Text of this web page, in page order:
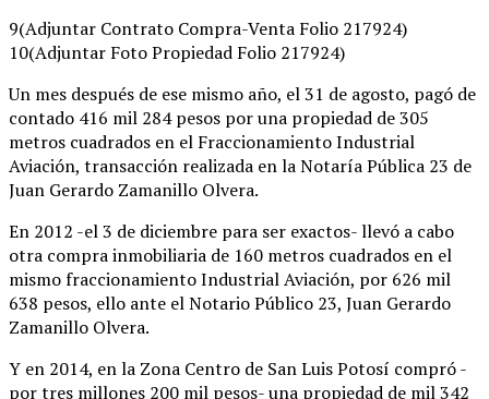
9(Adjuntar Contrato Compra-Venta Folio 217924)
10(Adjuntar Foto Propiedad Folio 217924)
Un mes después de ese mismo año, el 31 de agosto, pagó de
contado 416 mil 284 pesos por una propiedad de 305
metros cuadrados en el Fraccionamiento Industrial
Aviación, transacción realizada en la Notaría Pública 23 de
Juan Gerardo Zamanillo Olvera.
En 2012 -el 3 de diciembre para ser exactos- llevó a cabo
otra compra inmobiliaria de 160 metros cuadrados en el
mismo fraccionamiento Industrial Aviación, por 626 mil
638 pesos, ello ante el Notario Público 23, Juan Gerardo
Zamanillo Olvera.
Y en 2014, en la Zona Centro de San Luis Potosí compró -
por tres millones 200 mil pesos- una propiedad de mil 342